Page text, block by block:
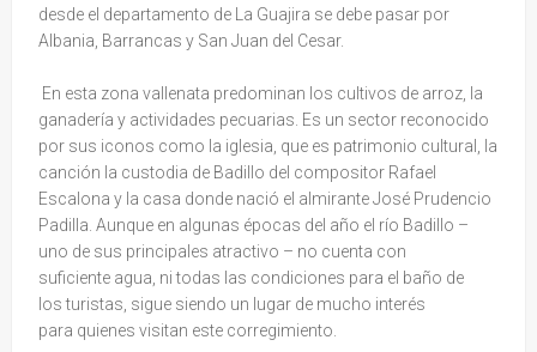
desde el departamento de La Guajira se debe pasar por
Albania, Barrancas y San Juan del Cesar.
En esta zona vallenata predominan los cultivos de arroz, la
ganadería y actividades pecuarias. Es un sector reconocido
por sus iconos como la iglesia, que es patrimonio cultural, la
canción la custodia de Badillo del compositor Rafael
Escalona y la casa donde nació el almirante José Prudencio
Padilla. Aunque en algunas épocas del año el río Badillo –
uno de sus principales atractivo – no cuenta con
suficiente agua, ni todas las condiciones para el baño de
los turistas, sigue siendo un lugar de mucho interés
para quienes visitan este corregimiento.